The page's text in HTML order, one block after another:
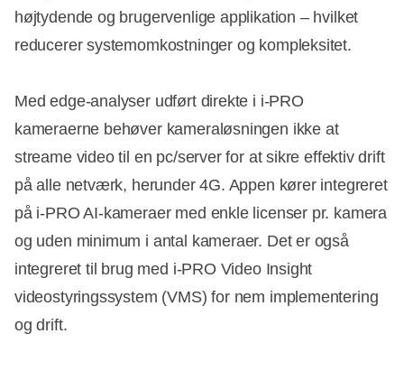
højtydende og brugervenlige applikation – hvilket
reducerer systemomkostninger og kompleksitet.
Med edge-analyser udført direkte i i-PRO
kameraerne behøver kameraløsningen ikke at
streame video til en pc/server for at sikre effektiv drift
på alle netværk, herunder 4G. Appen kører integreret
på i-PRO AI-kameraer med enkle licenser pr. kamera
og uden minimum i antal kameraer. Det er også
integreret til brug med i-PRO Video Insight
videostyringssystem (VMS) for nem implementering
og drift.